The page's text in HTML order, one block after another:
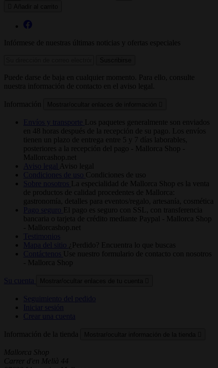
Infórmese de nuestras últimas noticias y ofertas especiales
Puede darse de baja en cualquier momento. Para ello, consulte
nuestra información de contacto en el aviso legal.
Información
Envíos y transporte Los paquetes generalmente son enviados
en 48 horas después de la recepción de su pago. Los envíos
tienen un plazo de entrega entre 5 y 7 días laborables,
posteriores a la recepción del pago - Mallorca Shop -
Mallorcashop.net
Aviso legal
Aviso legal
Condiciones de uso Condiciones de uso
Sobre nosotros La especialidad de Mallorca Shop es la venta
de productos de calidad procedentes de Mallorca:
gastronomía, detalles para eventos/regalo, artesanía, cosmética
Pago seguro El pago es seguro con SSL, con transferencia
bancaria o tarjeta de crédito mediante Paypal - Mallorca Shop
- Mallorcashop.net
Testimonios
Mapa del sitio
¿Perdido? Encuentra lo que buscas
Contáctenos Use nuestro formulario de contacto con nosotros
- Mallorca Shop
Su cuenta
Seguimiento del pedido
Iniciar sesión
Crear una cuenta
Información de la tienda
Mallorca Shop
Carrer d'en Melià 44